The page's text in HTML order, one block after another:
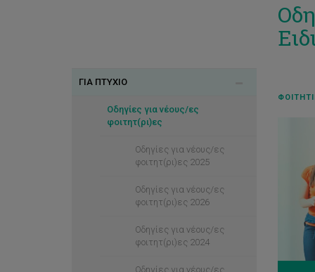
ΓΙΑ ΠΤΥΧΙΟ
Οδηγίες για νέους/ες
φοιτητ(ρι)ες
Οδηγίες για νέους/ες
φοιτητ(ρι)ες 2025
Οδηγίες για νέους/ες
φοιτητ(ρι)ες 2026
Οδηγίες για νέους/ες
φοιτητ(ρι)ες 2024
Οδηγίες για νέους/ες